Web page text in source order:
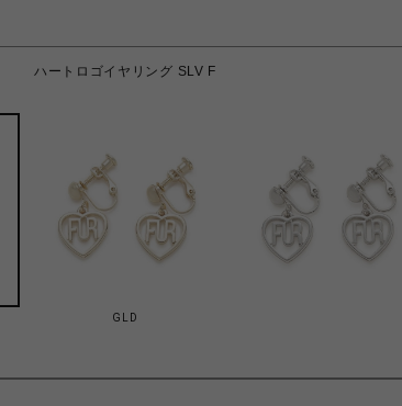
ハートロゴイヤリング SLV F
GLD